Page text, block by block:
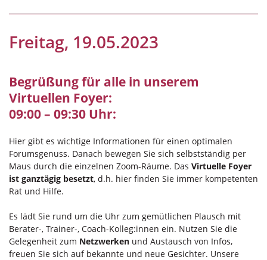
Freitag, 19.05.2023
Begrüßung für alle in unserem
Virtuellen Foyer:
09:00 – 09:30 Uhr:
Hier gibt es wichtige Informationen für einen optimalen
Forumsgenuss. Danach bewegen Sie sich selbstständig per
Maus durch die einzelnen Zoom-Räume. Das Virtuelle Foyer
ist ganztägig besetzt, d.h. hier finden Sie immer kompetenten
Rat und Hilfe.
Es lädt Sie rund um die Uhr zum gemütlichen Plausch mit
Berater-, Trainer-, Coach-Kolleg:innen ein. Nutzen Sie die
Gelegenheit zum Netzwerken und Austausch von Infos,
freuen Sie sich auf bekannte und neue Gesichter. Unsere